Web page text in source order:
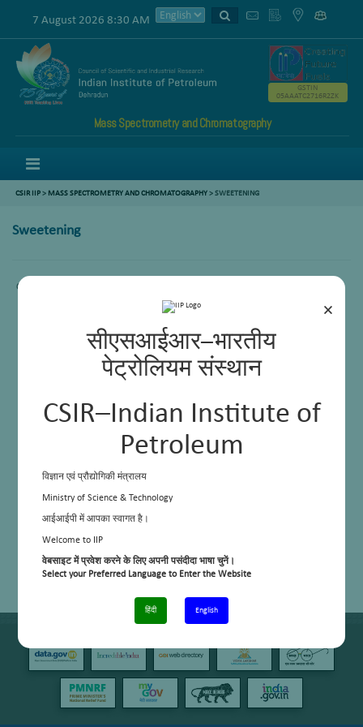
×
सीएसआईआर–भारतीय
पेट्रोलियम संस्थान
CSIR–Indian Institute of
Petroleum
विज्ञान एवं प्रौद्योगिकी मंत्रालय
Ministry of Science & Technology
आईआईपी में आपका स्वागत है।
Welcome to IIP
वेबसाइट में प्रवेश करने के लिए अपनी पसंदीदा भाषा चुनें।
Select your Preferred Language to Enter the Website
हिंदी English
7 August 2026 8:30 AM
Mass Spectrometry and Chromatography
GSTIN
05AAATC2716R2ZK
CSIR IIP> MASS SPECTROMETRY AND CHROMATOGRAPHY>SWEETENING
Sweetening
Comming Soon.